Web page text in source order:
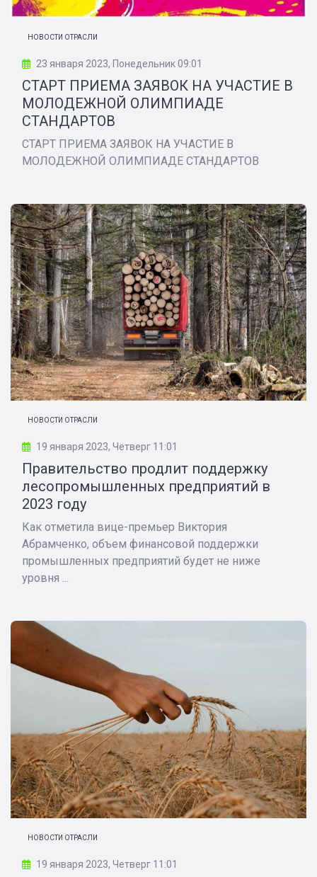
НОВОСТИ ОТРАСЛИ
23 января 2023, Понедельник 09:01
СТАРТ ПРИЕМА ЗАЯВОК НА УЧАСТИЕ В
МОЛОДЕЖНОЙ ОЛИМПИАДЕ
СТАНДАРТОВ
СТАРТ ПРИЕМА ЗАЯВОК НА УЧАСТИЕ В
МОЛОДЕЖНОЙ ОЛИМПИАДЕ СТАНДАРТОВ
НОВОСТИ ОТРАСЛИ
19 января 2023, Четверг 11:01
Правительство продлит поддержку
лесопромышленных предприятий в
2023 году
Как отметила вице-премьер Виктория
Абрамченко, объем финансовой поддержки
промышленных предприятий будет не ниже
уровня ...
НОВОСТИ ОТРАСЛИ
19 января 2023, Четверг 11:01